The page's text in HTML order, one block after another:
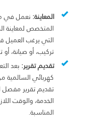
المعاينة:نعمل في
المتخصص لمعاينة
التي يرغب العميل
تركيب، أو صيانة، أو
تقديم تقرير:بعد
كهربائي
تقديم تقرير مفصل
الخدمة، والوقت
المناسبة.